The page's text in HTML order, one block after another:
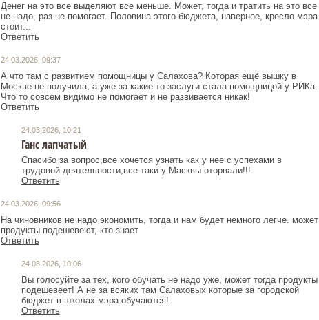
Денег на это все выделяют все меньше. Может, тогда и тратить на это все
не надо, раз не помогает. Половина этого бюджета, наверное, кресло мэра
стоит...
Ответить
24.03.2026, 09:37
А что там с развитием помощницы у Салахова? Которая ещё вышку в
Москве не получила, а уже за какие то заслуги стала помощницой у РИКа.
Что то совсем видимо не помогает и не развивается никак!
Ответить
24.03.2026, 10:21
Ганс лапчатый
Спасибо за вопрос,все хочется узнать как у нее с успехами в
трудовой деятельности,все таки у Масквы оторвали!!!
Ответить
24.03.2026, 09:56
На чиновников не надо экономить, тогда и нам будет немного легче. может
продукты подешевеют, кто знает
Ответить
24.03.2026, 10:06
Вы голосуйте за тех, кого обучать не надо уже, может тогда продукты
подешевеет! А не за всяких там Салаховых которые за городской
бюджет в школах мэра обучаются!
Ответить